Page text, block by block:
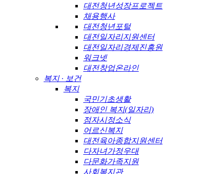
대전청년성장프로젝트
채용행사
대전청년포털
대전일자리지원센터
대전일자리경제진흥원
워크넷
대전창업온라인
복지 · 보건
복지
국민기초생활
장애인 복지(일자리)
점자시정소식
어르신복지
대전육아종합지원센터
다자녀가정우대
다문화가족지원
사회복지관